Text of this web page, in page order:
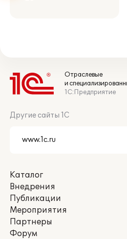
Отраслевые
и
1С:Предприятие
Другие сайты 1С
Каталог
Внедрения
Публикации
Мероприятия
Партнеры
Форум